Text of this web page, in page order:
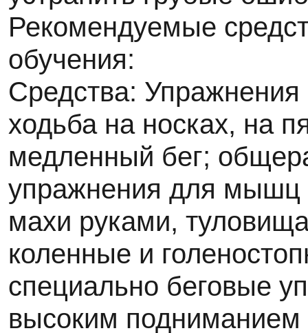
Рекомендуемые
обучения:
Средства:
ходьба на носках, на
медленный бег;
упражнения для мышц
махи руками,
коленные и
специально беговые
высоким подниманием